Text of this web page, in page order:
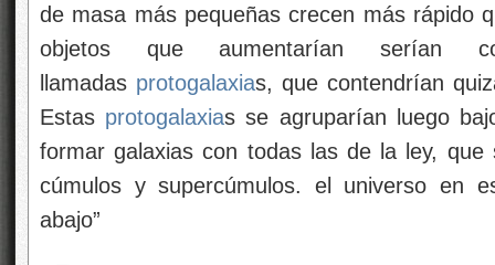
de masa más pequeñas crecen más rápido
objetos que aumentarían serían
llamadas protogalaxias, que contendrían
Estas protogalaxias se agruparían luego
formar galaxias con todas las de la ley,
cúmulos y supercúmulos. el universo en
abajo”